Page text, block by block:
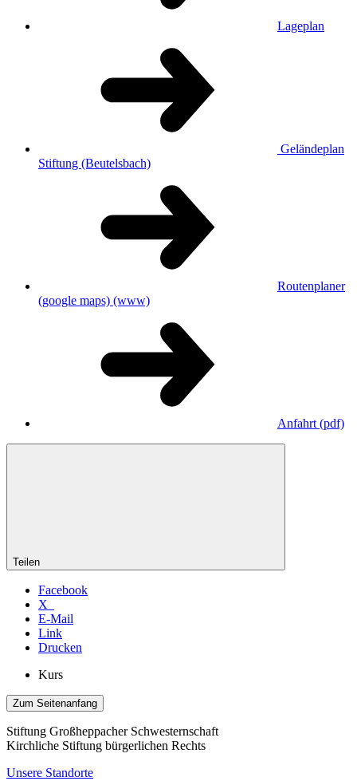
Lageplan
Geländeplan
Stiftung (Beutelsbach)
Routenplaner
(google maps) (www)
Anfahrt(pdf)
Teilen
Facebook
X
E-Mail
Link
Drucken
Kurs
Zum Seitenanfang
Stiftung Großheppacher Schwesternschaft
Kirchliche Stiftung bürgerlichen Rechts
Unsere Standorte